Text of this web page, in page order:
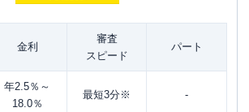
金利
審査
スピード
パート
年2.5％～
18.0％
最短3分※ -